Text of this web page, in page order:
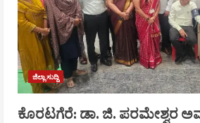
ಜಿಲ್ಲಾ ಸುದ್ದಿ
ಕೊರಟಗೆರೆ: ಡಾ. ಜಿ. ಪರಮೇಶ್ವರ